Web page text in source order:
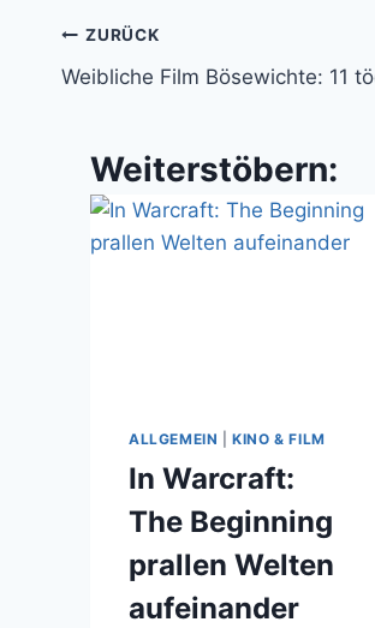
Beitragsnavigation
ZURÜCK
Weibliche Film Bösewichte: 11
Weiterstöbern:
ALLGEMEIN |KINO & FILM
In Warcraft:
The Beginning
prallen Welten
aufeinander